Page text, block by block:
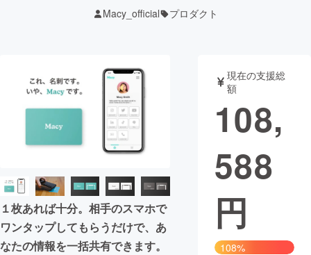
テクノロジー・ガジェット
映像・映画 書籍・雑誌
チャレンジ
まちづくり・地域活性化
CAMPFIRE for Social Good
CAMPFIRE Creation
Macy_official プロダクト
１枚あれば十分。相手のスマホで
ワンタップしてもらうだけで、あ
なたの情報を一括共有できます。
現在の支援総
額
108,
588
円
108%